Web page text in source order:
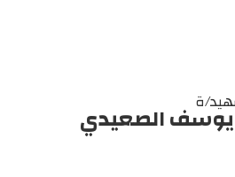
ة الصعيدي